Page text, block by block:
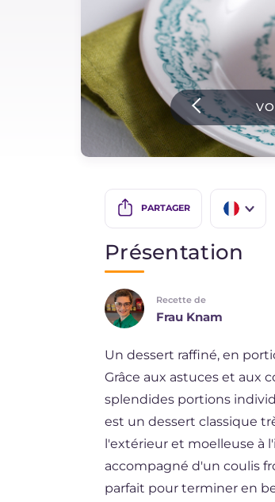
Instagram
YouTube
PARTAGER
BR
NL
Présentation
Recette de
Frau Knam
Un dessert raffiné, en
Grâce aux astuces et aux
splendides portions
est un dessert classique
l'extérieur et moelleuse à
accompagné d'un coulis
parfait pour terminer en